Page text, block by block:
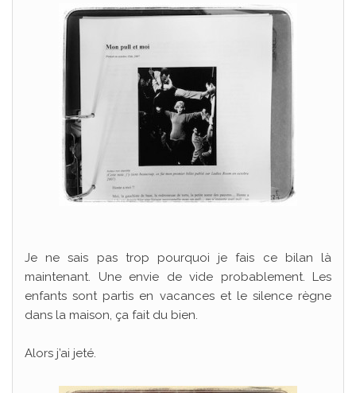
Je ne sais pas trop pourquoi je fais ce bilan là
maintenant. Une envie de vide probablement. Les
enfants sont partis en vacances et le silence règne
dans la maison, ça fait du bien.
Alors j’ai jeté.